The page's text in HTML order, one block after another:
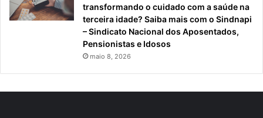
transformando o cuidado com a saúde na
terceira idade? Saiba mais com o Sindnapi
– Sindicato Nacional dos Aposentados,
Pensionistas e Idosos
maio 8, 2026